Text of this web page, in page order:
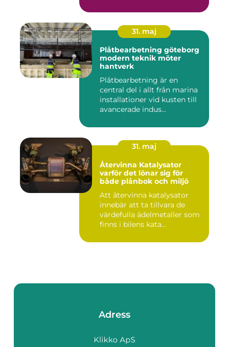
31. maj
Plåtbearbetning göteborg
modern teknik möter
hantverk
Plåtbearbetning är en
central del i allt från marina
installationer vid kusten till
avancerade indus...
31. maj
Återvinna Katalysator
varför det lönar sig för
både plånbok och miljö
Att återvinna katalysator
innebär att ta tillvara de
värdefulla ädelmetaller som
finns i bilens kata...
Adress